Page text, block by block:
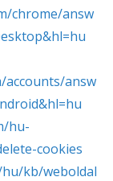
chrome/answ
answ
hu-
cookies
kb/weboldal